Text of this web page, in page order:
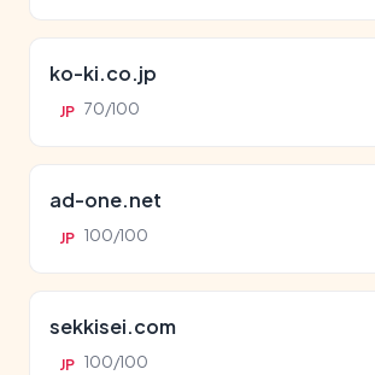
ko-ki.co.jp
JP 70/100
ad-one.net
JP 100/100
sekkisei.com
JP 100/100